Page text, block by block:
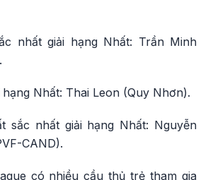
nhất giải hạng Nhất: Trần Minh
Nhất: Thai Leon (Quy Nhơn).
sắc nhất giải hạng Nhất: Nguyễn
CAND).
có nhiều cầu thủ trẻ tham gia